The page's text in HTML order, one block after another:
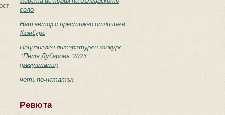
село
Наш автор с престижно отличие в
Хамбург
Национален литературен конкурс
“Петя Дубарова ‘2025”
(резултати)
чети по-нататък
Ревюта